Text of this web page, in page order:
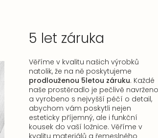
5 let záruka
Věříme v kvalitu našich výrobků
natolik, že na ně poskytujeme
prodlouženou 5letou záruku. Každé
naše prostěradlo je pečlivě navrženo
a vyrobeno s nejvyšší péčí o detail,
abychom vám poskytli nejen
esteticky příjemný, ale i funkční
kousek do vaší ložnice. Věříme v
kvalitu materiálů a řemeslného